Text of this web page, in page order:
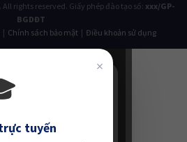
. All rights reserved. Giấy phép đào tạo số: xxx/GP-
BGDĐT
| Chính sách bảo mật | Điều khoản sử dụng
×
tuyến